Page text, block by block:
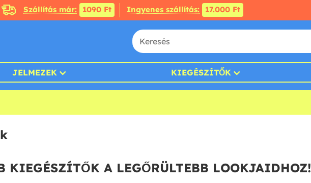
Szállítás már: 1090 Ft Ingyenes szállítás: 17.000 Ft
JELMEZEK KIEGÉSZÍTŐK
KIEGÉSZÍTŐK A LEGŐRÜLTEBB LOOKJAIDHOZ!